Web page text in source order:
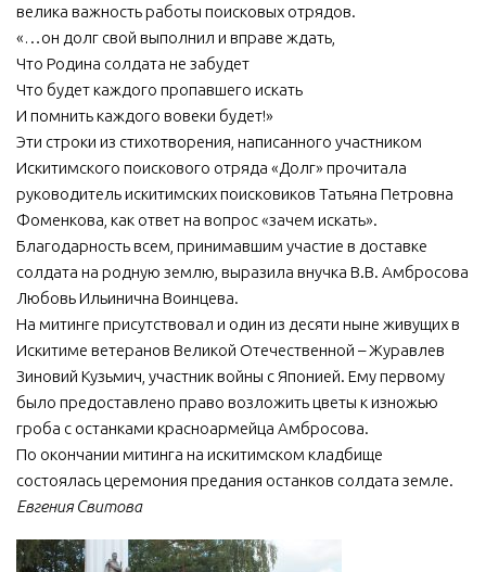
велика важность работы поисковых отрядов.
«…он долг свой выполнил и вправе ждать,
Что Родина солдата не забудет
Что будет каждого пропавшего искать
И помнить каждого вовеки будет!»
Эти строки из стихотворения, написанного участником
Искитимского поискового отряда «Долг» прочитала
руководитель искитимских поисковиков Татьяна Петровна
Фоменкова, как ответ на вопрос «зачем искать».
Благодарность всем, принимавшим участие в доставке
солдата на родную землю, выразила внучка В.В. Амбросова
Любовь Ильинична Воинцева.
На митинге присутствовал и один из десяти ныне живущих в
Искитиме ветеранов Великой Отечественной – Журавлев
Зиновий Кузьмич, участник войны с Японией. Ему первому
было предоставлено право возложить цветы к изножью
гроба с останками красноармейца Амбросова.
По окончании митинга на искитимском кладбище
состоялась церемония предания останков солдата земле.
Евгения Свитова